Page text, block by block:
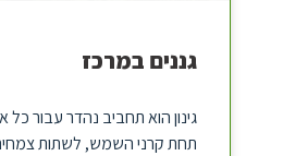
גננים במרכז
גינון הוא תחביב נהדר עבור
תחת קרני השמש, לשתות